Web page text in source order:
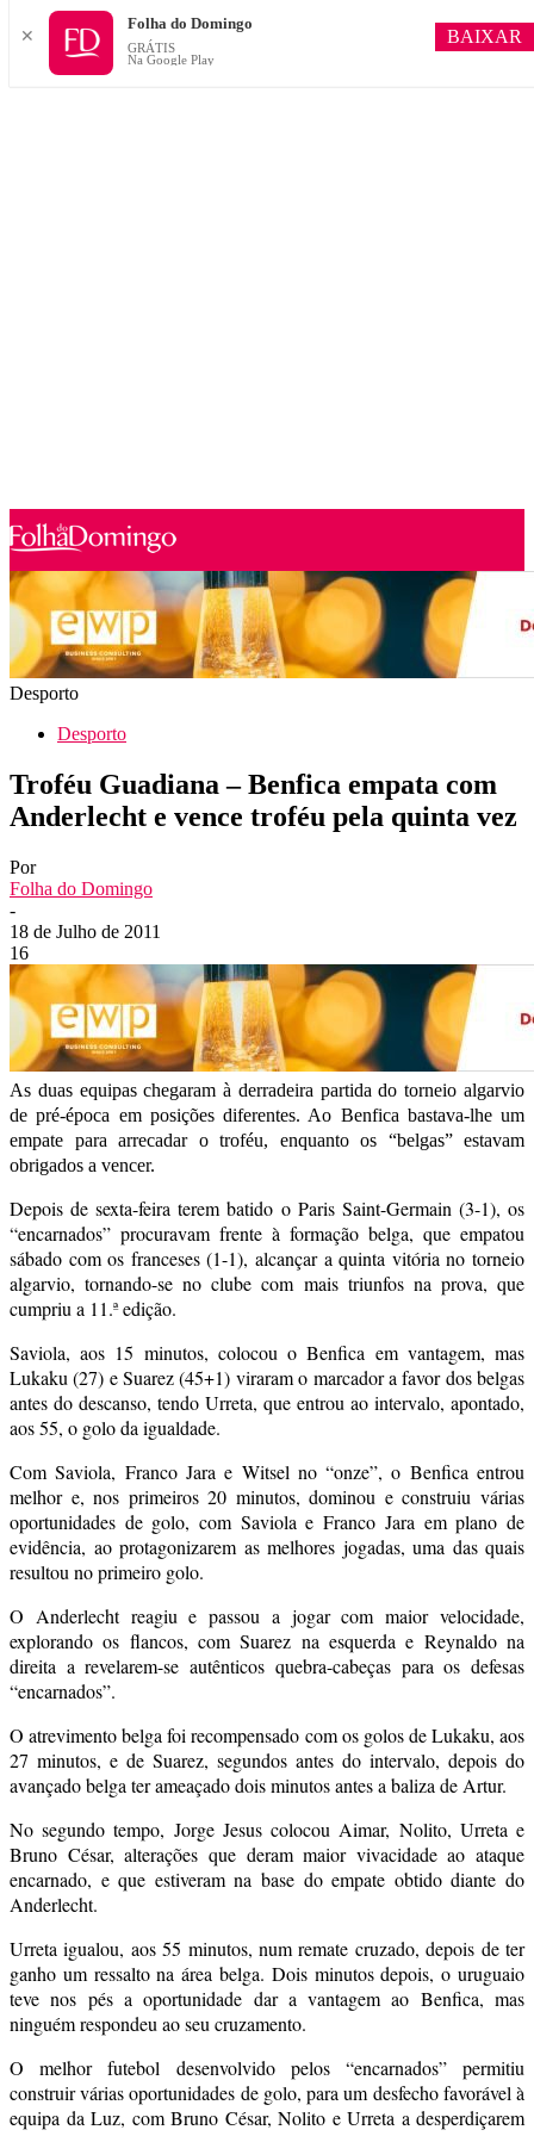
Desporto
Desporto
Troféu Guadiana – Benfica empata com
Anderlecht e vence troféu pela quinta vez
Por
Folha do Domingo
-
18 de Julho de 2011
16
As duas equipas chegaram à derradeira partida do torneio algarvio
de pré-época em posições diferentes. Ao Benfica bastava-lhe um
empate para arrecadar o troféu, enquanto os “belgas” estavam
obrigados a vencer.
Depois de sexta-feira terem batido o Paris Saint-Germain (3-1), os
“encarnados” procuravam frente à formação belga, que empatou
sábado com os franceses (1-1), alcançar a quinta vitória no torneio
algarvio, tornando-se no clube com mais triunfos na prova, que
cumpriu a 11.ª edição.
Saviola, aos 15 minutos, colocou o Benfica em vantagem, mas
Lukaku (27) e Suarez (45+1) viraram o marcador a favor dos belgas
antes do descanso, tendo Urreta, que entrou ao intervalo, apontado,
aos 55, o golo da igualdade.
Com Saviola, Franco Jara e Witsel no “onze”, o Benfica entrou
melhor e, nos primeiros 20 minutos, dominou e construiu várias
oportunidades de golo, com Saviola e Franco Jara em plano de
evidência, ao protagonizarem as melhores jogadas, uma das quais
resultou no primeiro golo.
O Anderlecht reagiu e passou a jogar com maior velocidade,
explorando os flancos, com Suarez na esquerda e Reynaldo na
direita a revelarem-se autênticos quebra-cabeças para os defesas
“encarnados”.
O atrevimento belga foi recompensado com os golos de Lukaku, aos
27 minutos, e de Suarez, segundos antes do intervalo, depois do
avançado belga ter ameaçado dois minutos antes a baliza de Artur.
No segundo tempo, Jorge Jesus colocou Aimar, Nolito, Urreta e
Bruno César, alterações que deram maior vivacidade ao ataque
encarnado, e que estiveram na base do empate obtido diante do
Anderlecht.
Urreta igualou, aos 55 minutos, num remate cruzado, depois de ter
ganho um ressalto na área belga. Dois minutos depois, o uruguaio
teve nos pés a oportunidade dar a vantagem ao Benfica, mas
ninguém respondeu ao seu cruzamento.
O melhor futebol desenvolvido pelos “encarnados” permitiu
construir várias oportunidades de golo, para um desfecho favorável à
equipa da Luz, com Bruno César, Nolito e Urreta a desperdiçarem
✕
Folha do Domingo
GRÁTIS
Na Google Play
BAIXAR